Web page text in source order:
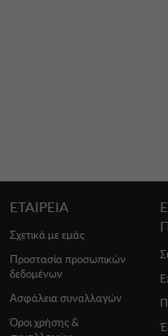
ΕΤΑΙΡΕΙΑ
Σχετικά με εμάς
Προστασία προσωπικών
δεδομένων
Ασφάλεια συναλλαγών
Όροι χρήσης &